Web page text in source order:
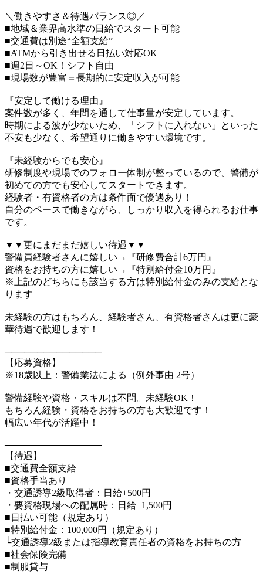
＼働きやすさ＆待遇バランス◎／
■地域＆業界高水準の日給でスタート可能
■交通費は別途“全額支給”
■ATMから引き出せる日払い対応OK
■週2日～OK！シフト自由
■現場数が豊富＝長期的に安定収入が可能
『安定して働ける理由』
案件数が多く、年間を通して仕事量が安定しています。
時期による波が少ないため、「シフトに入れない」といった
不安も少なく、希望通りに働きやすい環境です。
『未経験からでも安心』
研修制度や現場でのフォロー体制が整っているので、警備が
初めての方でも安心してスタートできます。
経験者・有資格者の方は条件面で優遇あり！
自分のペースで働きながら、しっかり収入を得られるお仕事
です。
▼▼更にまだまだ嬉しい待遇▼▼
警備員経験者さんに嬉しい→『研修費合計6万円』
資格をお持ちの方に嬉しい→『特別給付金10万円』
※上記のどちらにも該当する方は特別給付金のみの支給とな
ります
未経験の方はもちろん、経験者さん、有資格者さんは更に豪
華待遇で歓迎します！
───────────────
【応募資格】
※18歳以上：警備業法による（例外事由 2号）
警備経験や資格・スキルは不問。未経験OK！
もちろん経験・資格をお持ちの方も大歓迎です！
幅広い年代が活躍中！
───────────────
【待遇】
■交通費全額支給
■資格手当あり
・交通誘導2級取得者：日給+500円
・要資格現場への配属時：日給+1,500円
■日払い可能（規定あり）
■特別給付金：100,000円（規定あり）
└交通誘導2級または指導教育責任者の資格をお持ちの方
■社会保険完備
■制服貸与